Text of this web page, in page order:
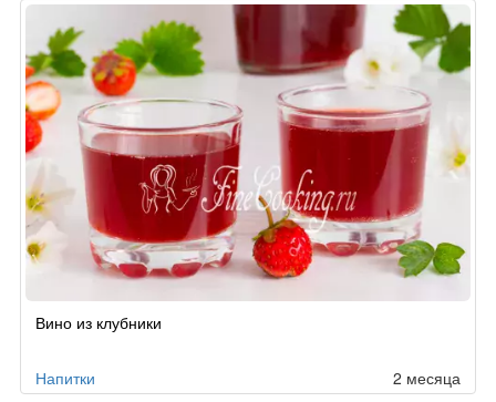
Вино из клубники
Напитки 2 месяца